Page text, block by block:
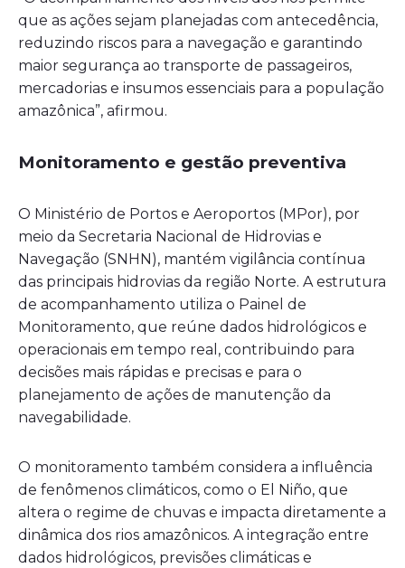
que as ações sejam planejadas com antecedência,
reduzindo riscos para a navegação e garantindo
maior segurança ao transporte de passageiros,
mercadorias e insumos essenciais para a população
amazônica”, afirmou.
Monitoramento e gestão preventiva
O Ministério de Portos e Aeroportos (MPor), por
meio da Secretaria Nacional de Hidrovias e
Navegação (SNHN), mantém vigilância contínua
das principais hidrovias da região Norte. A estrutura
de acompanhamento utiliza o Painel de
Monitoramento, que reúne dados hidrológicos e
operacionais em tempo real, contribuindo para
decisões mais rápidas e precisas e para o
planejamento de ações de manutenção da
navegabilidade.
O monitoramento também considera a influência
de fenômenos climáticos, como o El Niño, que
altera o regime de chuvas e impacta diretamente a
dinâmica dos rios amazônicos. A integração entre
dados hidrológicos, previsões climáticas e